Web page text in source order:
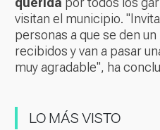
visitan el municipio.
personas a que se den
recibidos y van a pasar
muy agradable", ha
LO MÁS VISTO